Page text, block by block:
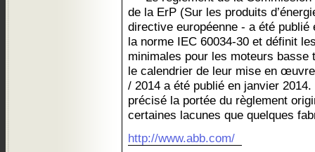
de la ErP (Sur les produits
directive européenne - a été
la norme IEC 60034-30 et définit
minimales pour les moteurs
le calendrier de leur mise en
/ 2014 a été publié en janvier
précisé la portée du règlement
certaines lacunes que quelques
http://www.abb.com/